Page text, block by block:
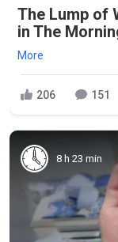
The Lump of
in The
More
206 151
8 h 23 min